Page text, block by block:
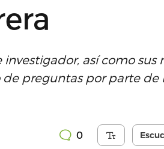
así como sus
preguntas por parte de
0